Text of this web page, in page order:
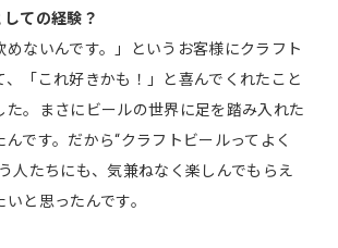
ての経験？
めないんです。」というお客様にクラフト
、「これ好きかも！」と喜んでくれたこと
た。まさにビールの世界に足を踏み入れた
んです。だから“クラフトビールってよく
人たちにも、気兼ねなく楽しんでもらえ
と思ったんです。